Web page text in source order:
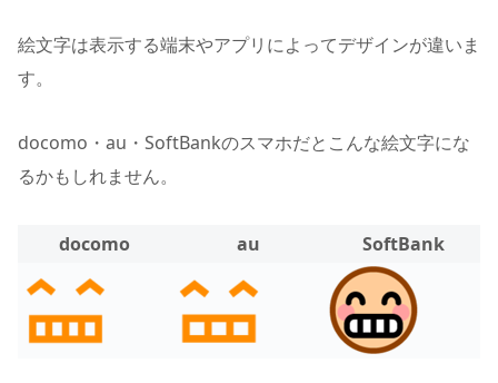
絵文字は表示する端末やアプリによってデザインが違いま
す。
docomo・au・SoftBankのスマホだとこんな絵文字にな
るかもしれません。
docomo au SoftBank